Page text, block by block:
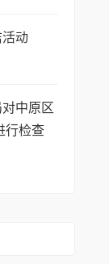
动
中原区
行检查